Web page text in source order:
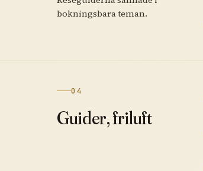
bokningsbara teman.
04
Guider, friluft